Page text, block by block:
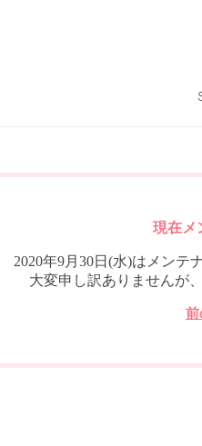
現在メ
2020年9月30日(水)はメンテ
大変申し訳ありませんが
前